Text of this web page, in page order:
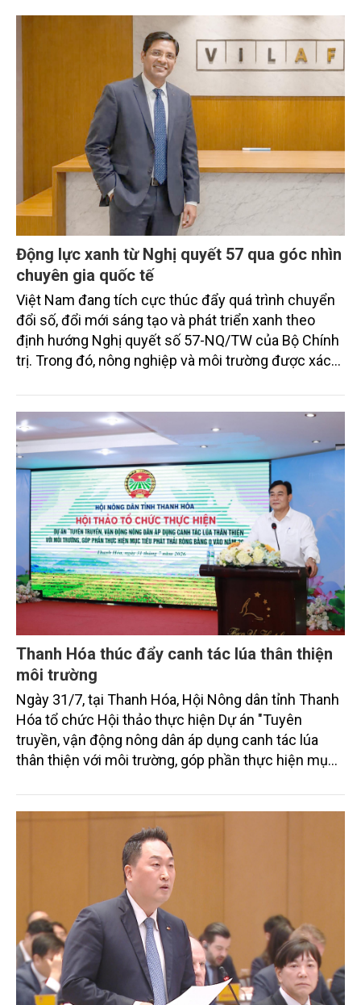
Động lực xanh từ Nghị quyết 57 qua góc nhìn
chuyên gia quốc tế
Việt Nam đang tích cực thúc đẩy quá trình chuyển
đổi số, đổi mới sáng tạo và phát triển xanh theo
định hướng Nghị quyết số 57-NQ/TW của Bộ Chính
trị. Trong đó, nông nghiệp và môi trường được xác
sắc bởi các tiến bộ công nghệ và cam kết bền vững
toàn cầu, đặc biệt là mục tiêu đưa phát thải ròng
bằng 0 (Net-Zero) vào năm 2050.
Thanh Hóa thúc đẩy canh tác lúa thân thiện
môi trường
Ngày 31/7, tại Thanh Hóa, Hội Nông dân tỉnh Thanh
Hóa tổ chức Hội thảo thực hiện Dự án "Tuyên
truyền, vận động nông dân áp dụng canh tác lúa
thân thiện với môi trường, góp phần thực hiện mục
trình thu hút sự tham gia của đông đảo đại biểu đến
từ các cơ quan quản lý nhà nước, đơn vị nghiên cứu,
doanh nghiệp, hợp tác xã và nông dân đang trực
tiếp triển khai mô hình sản xuất lúa phát thải thấp.